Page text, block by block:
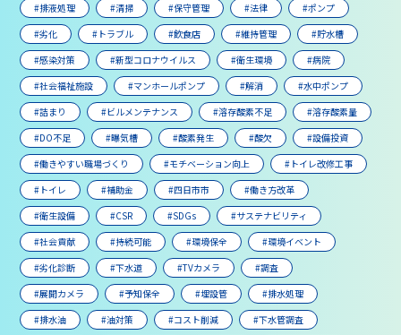
#排液処理
#清掃 #保守管理 #法律
#ポンプ
#劣化
#トラブル #飲食店 #維持管理
#貯水槽
#感染対策
#新型コロナウイルス #衛生環境
#病院
#社会福祉施設
#マンホールポンプ #解消
#水中ポンプ
#詰まり
#ビルメンテナンス #溶存酸素不足
#溶存酸素量
#DO不足
#曝気槽 #酸素発生 #酸欠
#設備投資
#働きやすい職場づくり
#モチベーション向上
#トイレ改修工事
#トイレ
#補助金 #四日市市
#働き方改革
#衛生設備
#CSR #SDGs
#サステナビリティ
#社会貢献
#持続可能 #環境保全
#環境イベント
#劣化診断
#下水道 #TVカメラ
#調査
#展開カメラ
#予知保全 #埋設管
#排水処理
#排水油
#油対策 #コスト削減
#下水管調査